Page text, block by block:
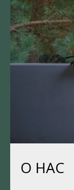
О НАС